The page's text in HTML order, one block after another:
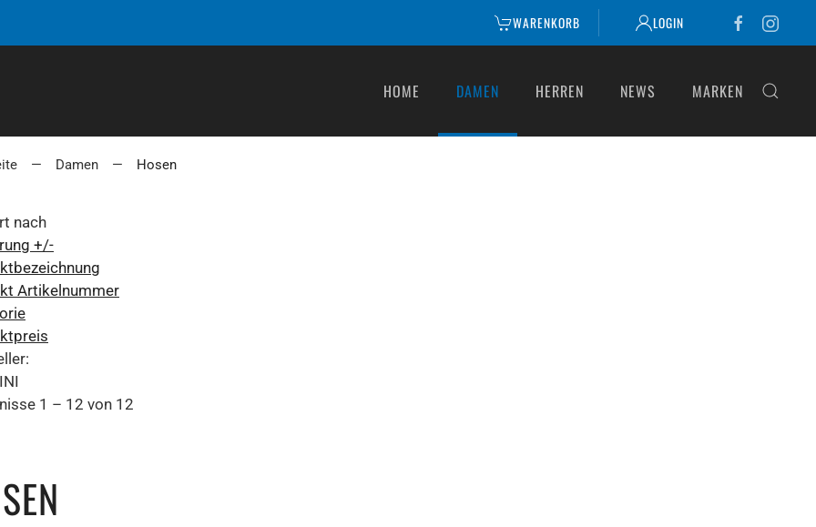
WARENKORB LOGIN
HOME DAMEN HERREN NEWS MARKEN
Damen Hosen
nach
+/-
Artikelnummer
1 – 12 von 12